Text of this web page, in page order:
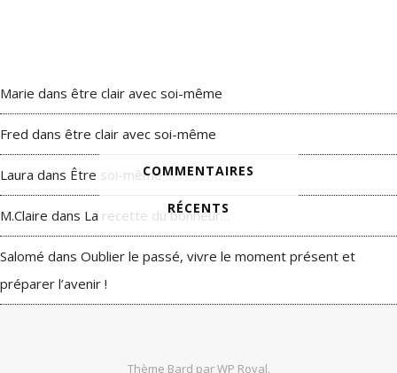
COMMENTAIRES
RÉCENTS
Marie dans être clair avec soi-même
Fred dans être clair avec soi-même
Laura dans Être soi-même
M.Claire dans La recette du bonheur…
Salomé dans Oublier le passé, vivre le moment présent et
préparer l’avenir !
Thème Bard parWP Royal.